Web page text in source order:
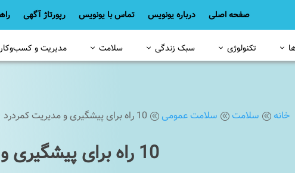
صفحه اصلی درباره یونویس تماس با یونویس رپورتاژ آگهی
تکنولوژی سبک زندگی سلامت مدیریت و کسب‌وکار
خانه @ سلامت @ سلامت عمومی @ 10 راه برای پیشگیری و مدیریت کمردرد
10 راه برای پیشگیری و مدیریت کمردرد